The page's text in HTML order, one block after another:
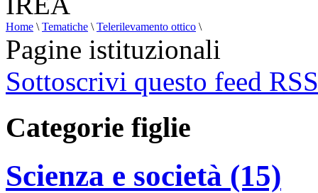
Home \ Tematiche \ Telerilevamento ottico \
Pagine istituzionali
Sottoscrivi questo feed RSS
Categorie figlie
Scienza e società (15)